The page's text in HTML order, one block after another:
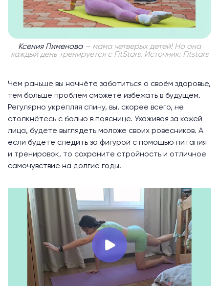
Ксения Пименова— мама четверых детей! Но она
каждый день тренируется с FitStars. Источник: Fitstars
Чем раньше вы начнёте заботиться о своём здоровье,
тем больше проблем сможете избежать в будущем.
Регулярно укрепляя спину, вы, скорее всего, не
столкнётесь с болью в пояснице. Ухаживая за кожей
лица, будете выглядеть моложе своих ровесников. А
если будете следить за фигурой с помощью питания
и тренировок, то сохраните стройность и отличное
самочувствие на долгие годы!